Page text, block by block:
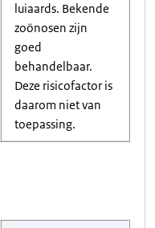
luiaards. Bekende
zoönosen zijn
goed
behandelbaar.
Deze risicofactor is
daarom niet van
toepassing.